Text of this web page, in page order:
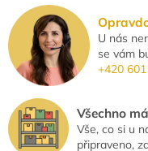
U nás
se vám
+420
Všechno
Vše, co si u
připraveno,